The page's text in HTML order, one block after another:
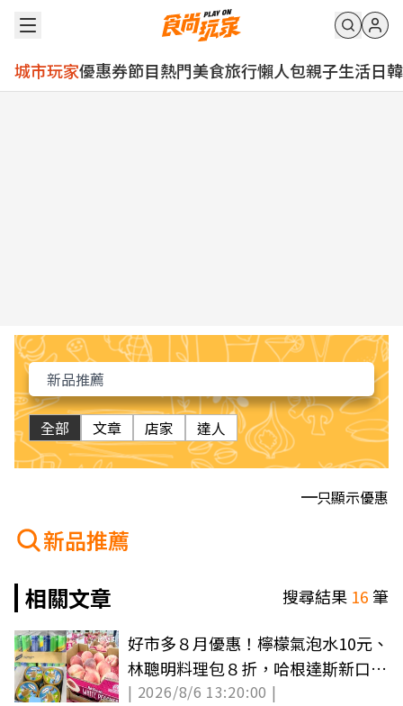
城市玩家優惠券節目熱門美食旅行懶人包親子生活日韓
全部 文章 店家 達人
只顯示優惠
新品推薦
相關文章
搜尋結果 16筆
好市多８月優惠！檸檬氣泡水10元、
林聰明料理包８折，哈根達斯新口味
必囤
| 2026/8/6 13:20:00 |